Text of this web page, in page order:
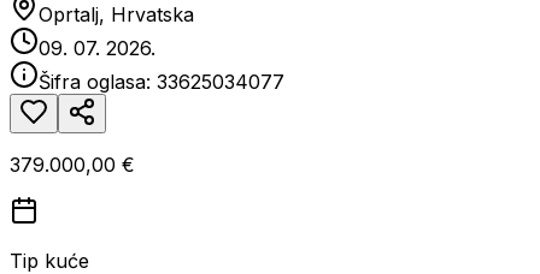
Oprtalj, Hrvatska
09. 07. 2026.
Šifra oglasa: 33625034077
379.000,00 €
Tip kuće